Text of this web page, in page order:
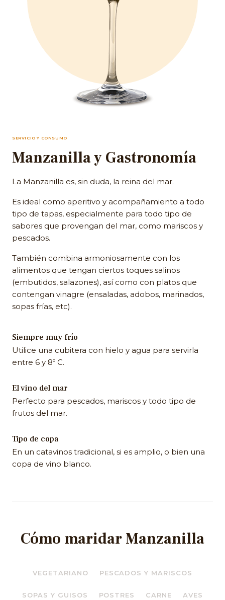
SERVICIO Y CONSUMO
Manzanilla y Gastronomía
La Manzanilla es, sin duda, la reina del mar.
Es ideal como aperitivo y acompañamiento a todo
tipo de tapas, especialmente para todo tipo de
sabores que provengan del mar, como mariscos y
pescados.
También combina armoniosamente con los
alimentos que tengan ciertos toques salinos
(embutidos, salazones), así como con platos que
contengan vinagre (ensaladas, adobos, marinados,
sopas frías, etc).
Siempre muy frío
Utilice una cubitera con hielo y agua para servirla
entre 6 y 8º C.
El vino del mar
Perfecto para pescados, mariscos y todo tipo de
frutos del mar.
Tipo de copa
En un catavinos tradicional, si es amplio, o bien una
copa de vino blanco.
Cómo maridar Manzanilla
VEGETARIANO PESCADOS Y MARISCOS
SOPAS Y GUISOS POSTRES CARNE AVES